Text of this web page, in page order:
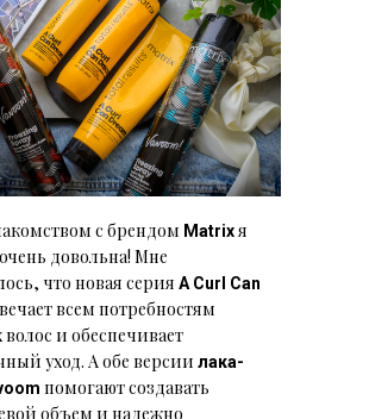
с брендом Matrixя
довольна! Мне
что новая серия A Curl Can
всем потребностям
и обеспечивает
уход. А обе версии лака-
помогают создавать
объем и надежно